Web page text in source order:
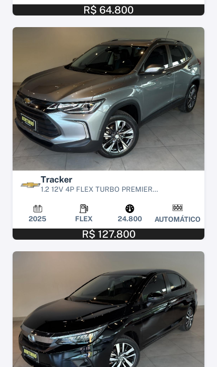
R$ 64.800
Tracker
1.2 12V 4P FLEX TURBO PREMIER...
2025 FLEX 24.800 AUTOMÁTICO
R$ 127.800